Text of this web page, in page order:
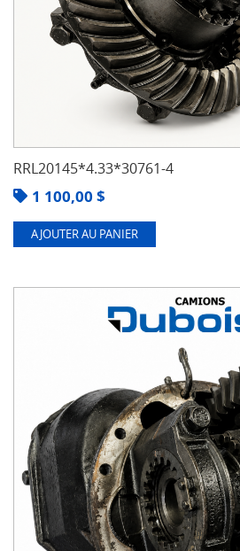
RRL20145*4.33*30761-4
1 100,00 $
AJOUTER AU PANIER